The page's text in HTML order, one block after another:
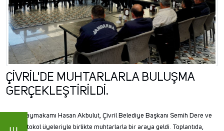
ÇİVRİL'DE MUHTARLARLA BULUŞMA
GERÇEKLEŞTİRİLDİ.
Çivril Kaymakamı Hasan Akbulut, Çivril Belediye Başkanı Semih Dere ve
ilçe protokol üyeleriyle birlikte muhtarlarla bir araya geldi. Toplantıda,